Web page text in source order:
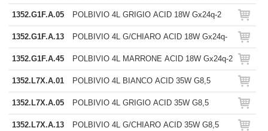
1352.G1F.A.05 POLBIVIO 4L GRIGIO ACID 18W Gx24q-2
1352.G1F.A.13 POLBIVIO 4L G/CHIARO ACID 18W Gx24q-
1352.G1F.A.45 POLBIVIO 4L MARRONE ACID 18W Gx24q-2
1352.L7X.A.01 POLBIVIO 4L BIANCO ACID 35W G8,5
1352.L7X.A.05 POLBIVIO 4L GRIGIO ACID 35W G8,5
1352.L7X.A.13 POLBIVIO 4L G/CHIARO ACID 35W G8,5